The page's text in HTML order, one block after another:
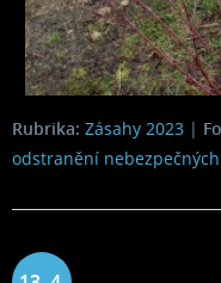
Rubrika: Zásahy 2023 |
odstranění